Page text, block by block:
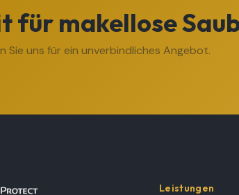
für makellose
Sie uns für ein unverbindliches Angebot.
Leistungen